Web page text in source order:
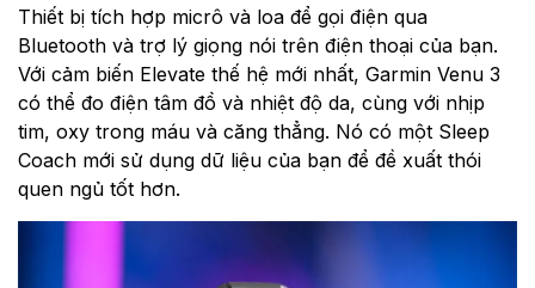
Thiết bị tích hợp micrô và loa để gọi điện qua
Bluetooth và trợ lý giọng nói trên điện thoại của bạn.
Với cảm biến Elevate thế hệ mới nhất, Garmin Venu 3
có thể đo điện tâm đồ và nhiệt độ da, cùng với nhịp
tim, oxy trong máu và căng thẳng. Nó có một Sleep
Coach mới sử dụng dữ liệu của bạn để đề xuất thói
quen ngủ tốt hơn.